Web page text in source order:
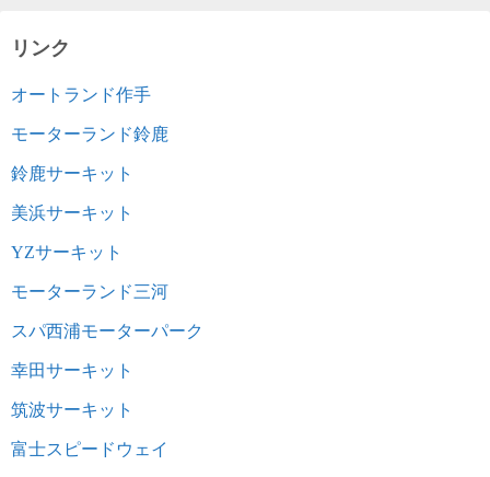
リンク
オートランド作手
モーターランド鈴鹿
鈴鹿サーキット
美浜サーキット
YZサーキット
モーターランド三河
スパ西浦モーターパーク
幸田サーキット
筑波サーキット
富士スピードウェイ